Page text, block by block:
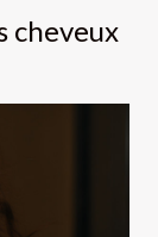
cheveux